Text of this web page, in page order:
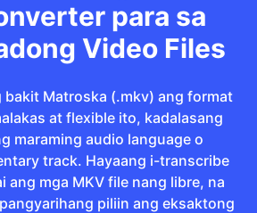
para sa
Video Files
bakit Matroska (.mkv) ang format
at flexible ito, kadalasang
maraming audio language o
track. Hayaang i-transcribe
ang mga MKV file nang libre, na
piliin ang eksaktong